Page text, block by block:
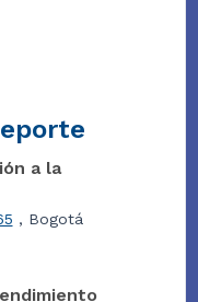
a la
, Bogotá